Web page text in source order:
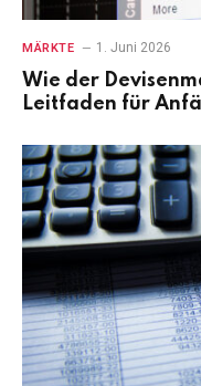
MÄRKTE 1. Juni 2026
Wie der
Leitfaden für